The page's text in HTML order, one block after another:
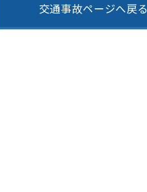
交通事故ページへ戻る